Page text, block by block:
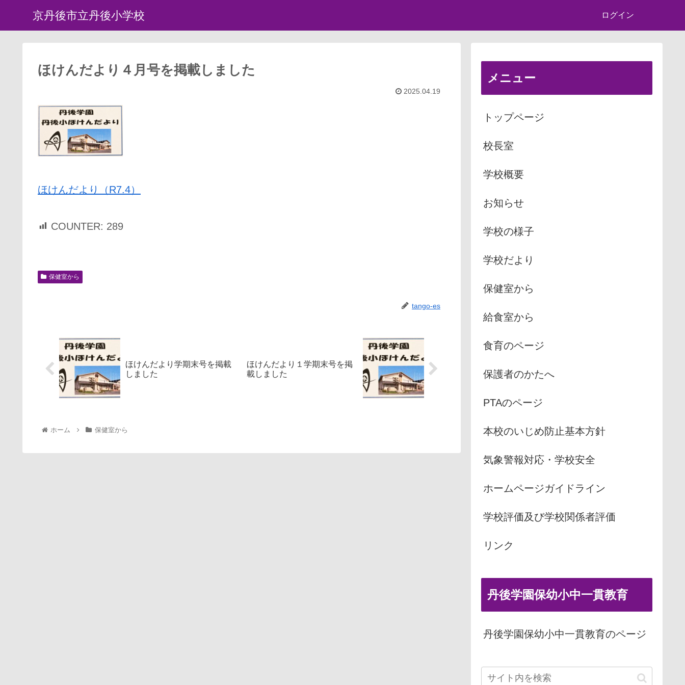
京丹後市立丹後小学校 ログイン
ほけんだより４月号を掲載しました
2025.04.19
ほけんだより（R7.4）
COUNTER: 289
保健室から
tango-es
ほけんだより学期末号を掲載
しました
ほけんだより１学期末号を掲
載しました
ホーム 保健室から
メニュー
トップページ
校長室
学校概要
お知らせ
学校の様子
学校だより
保健室から
給食室から
食育のページ
保護者のかたへ
PTAのページ
本校のいじめ防止基本方針
気象警報対応・学校安全
ホームページガイドライン
学校評価及び学校関係者評価
リンク
丹後学園保幼小中一貫教育
丹後学園保幼小中一貫教育のページ